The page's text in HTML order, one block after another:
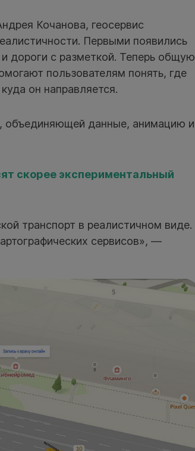
Кочанова, геосервис
Первыми появились
дороги с разметкой. Теперь общую
пользователям понять, где
он направляется.
объединяющей данные, анимацию и
скорее экспериментальный
транспорт в реалистичном виде.
сервисов», —